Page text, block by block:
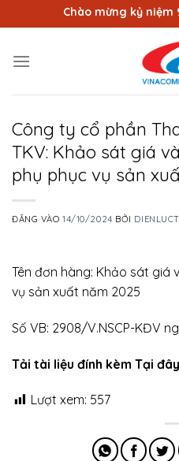
qua
dung
Chào mừng kỷ niệm
Công ty cổ phần
TKV: Khảo sát giá
phụ phục vụ sản
ĐĂNG VÀO14/10/2024 BỞI
Tên đơn hàng: Khảo sát giá
vụ sản xuất năm 2025
Số VB: 2908/V.NSCP-KĐV
Tải tài liệu đính kèm Tại đây
Lượt xem: 557